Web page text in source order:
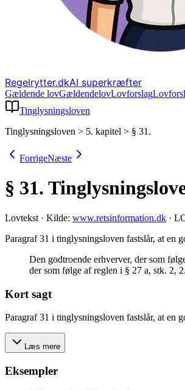
Regelrytter.dkAI superkræfter
Gældende lovGældendelovLovforslagLov
Tinglysningsloven
Tinglysningsloven > 5. kapitel > § 31.
ForrigeNæste
§ 31.
Lovtekst · Kilde: www.retsinformation.dk ·
Paragraf 31 i tinglysningsloven fastslår, at en
Den godtroende erhverver, der som
der som følge af reglen i § 27 a, stk. 2,
Kort sagt
Paragraf 31 i tinglysningsloven fastslår, at en
Læs mere
Eksempler